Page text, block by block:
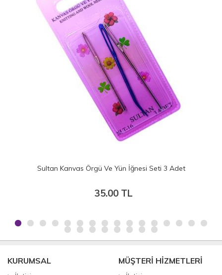
İğnesi Seti 3 Adet
Plastik Yün İğnesi Seti - 5 Adet
KURUMSAL MÜŞTERİ HİZMETLERİ